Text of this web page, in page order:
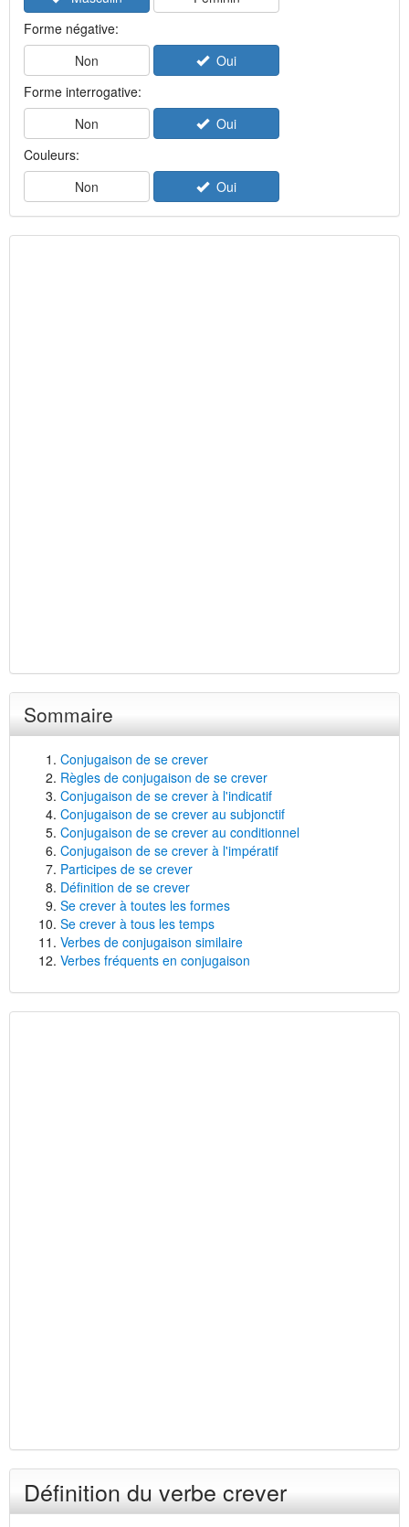
Forme négative:
Non
Oui
Forme interrogative:
Non
Oui
Couleurs:
Non
Oui
Sommaire
Conjugaison de se crever
Règles de conjugaison de se crever
Conjugaison de se crever à l'indicatif
Conjugaison de se crever au subjonctif
Conjugaison de se crever au conditionnel
Conjugaison de se crever à l'impératif
Participes de se crever
Définition de se crever
Se crever à toutes les formes
Se crever à tous les temps
Verbes de conjugaison similaire
Verbes fréquents en conjugaison
Définition du verbe crever